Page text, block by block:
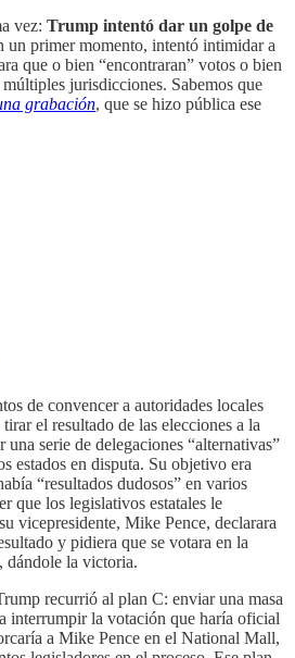
vez: Trump intentó dar un golpe de
un primer momento, intentó intimidar a
que o bien “encontraran” votos o bien
jurisdicciones. Sabemos que
grabación, que se hizo pública ese
de convencer a autoridades locales
el resultado de las elecciones a la
serie de delegaciones “alternativas”
estados en disputa. Su objetivo era
“resultados dudosos” en varios
que los legislativos estatales le
vicepresidente, Mike Pence, declarara
y pidiera que se votara en la
dándole la victoria.
recurrió al plan C: enviar una masa
interrumpir la votación que haría oficial
a Mike Pence en el National Mall,